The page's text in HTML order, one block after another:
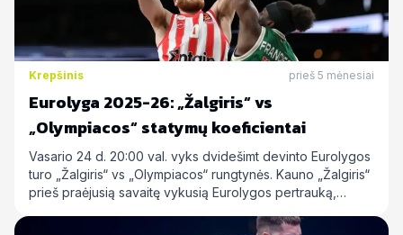
Krepšinis prieš 5 mėnesiai
Eurolyga 2025-26: „Žalgiris“ vs
„Olympiacos“ statymų koeficientai
Vasario 24 d. 20:00 val. vyks dvidešimt devinto Eurolygos
turo „Žalgiris“ vs „Olympiacos“ rungtynės. Kauno „Žalgiris“
prieš praėjusią savaitę vykusią Eurolygos pertrauką,…